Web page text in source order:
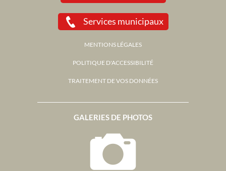
GALERIES DE PHOTOS
Services municipaux
MENTIONS LÉGALES
POLITIQUE D'ACCESSIBILITÉ
TRAITEMENT DE VOS DONNÉES